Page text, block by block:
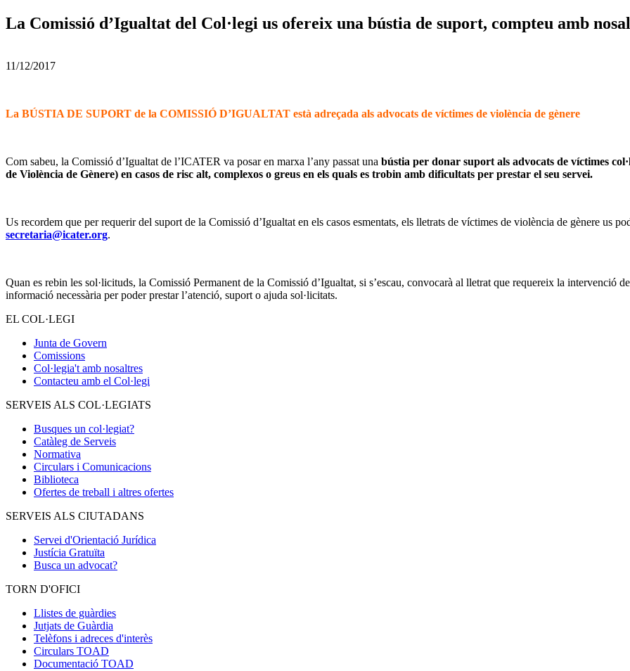
La Comissió d’Igualtat del Col·legi us ofereix una bústia de suport, compteu amb
11/12/2017
La BÚSTIA DE SUPORT de la COMISSIÓ D’IGUALTAT està adreçada als advocats de víctimes de violència de gènere
Com sabeu, la Comissió d’Igualtat de l’ICATER va posar en marxa l’any passat una bústia per donar suport als advocats de víctimes
de Violència de Gènere) en casos de risc alt, complexos o greus en els quals es trobin amb dificultats per prestar el seu servei.
Us recordem que per requerir del suport de la Comissió d’Igualtat en els casos esmentats, els lletrats de víctimes de violència de gènere us
secretaria@icater.org.
Quan es rebin les sol·licituds, la Comissió Permanent de la Comissió d’Igualtat, si s’escau, convocarà al lletrat que requereix la intervenció
informació necessària per poder prestar l’atenció, suport o ajuda sol·licitats.
EL COL·LEGI
Junta de Govern
Comissions
Col·legia't amb nosaltres
Contacteu amb el Col·legi
SERVEIS ALS COL·LEGIATS
Busques un col·legiat?
Catàleg de Serveis
Normativa
Circulars i Comunicacions
Biblioteca
Ofertes de treball i altres ofertes
SERVEIS ALS CIUTADANS
Servei d'Orientació Jurídica
Justícia Gratuïta
Busca un advocat?
TORN D'OFICI
Llistes de guàrdies
Jutjats de Guàrdia
Telèfons i adreces d'interès
Circulars TOAD
Documentació TOAD